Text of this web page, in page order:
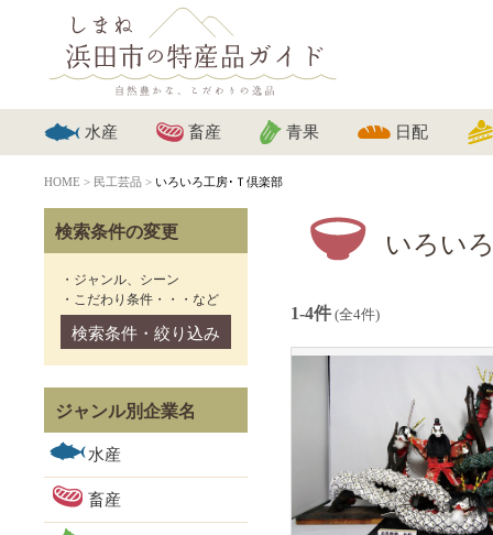
水産 畜産 青果 日配
HOME > 民工芸品 > いろいろ工房･Ｔ倶楽部
検索条件の変更
・ジャンル、シーン
・こだわり条件・・・など
検索条件・絞り込み
ジャンル別企業名
水産
畜産
いろい
1-4件 (全4件)